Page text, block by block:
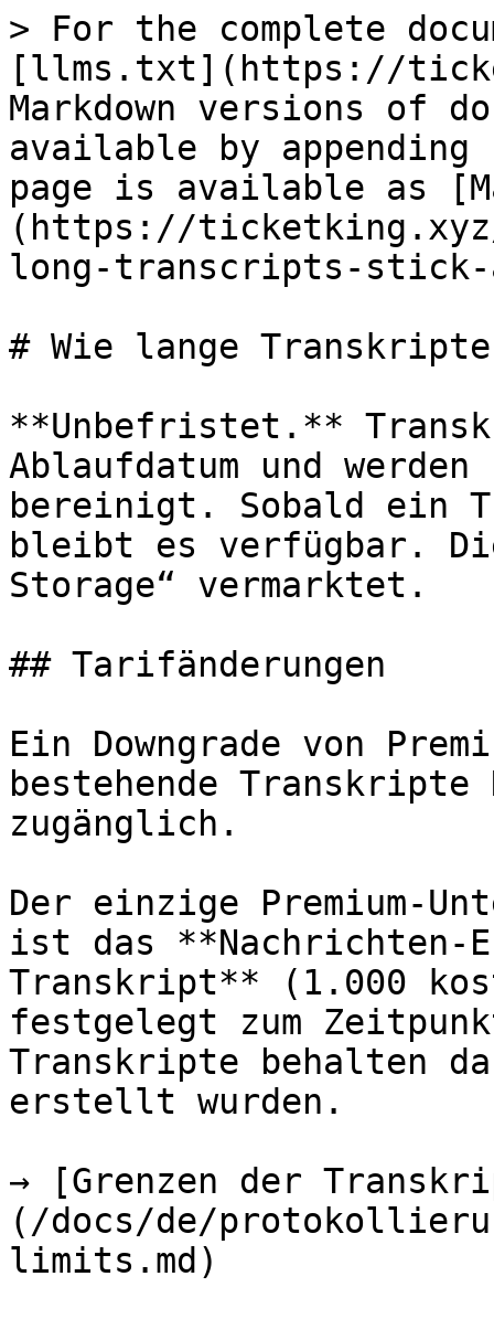
> For the complete
[llms.txt](https://
Markdown versions of
available by
page is available as
(https://
long-transcripts-stick-
# Wie lange
**Unbefristet.**
Ablaufdatum und
bereinigt. Sobald ein
bleibt es verfügbar.
Storage“ vermarktet.
## Tarifänderungen
Ein Downgrade von
bestehende
zugänglich.
Der einzige Premium-
ist das **Nachrichten-
Transkript** (1.000
festgelegt zum
Transkripte behalten
erstellt wurden.
→ [Grenzen der
(/docs/de/
limits.md)